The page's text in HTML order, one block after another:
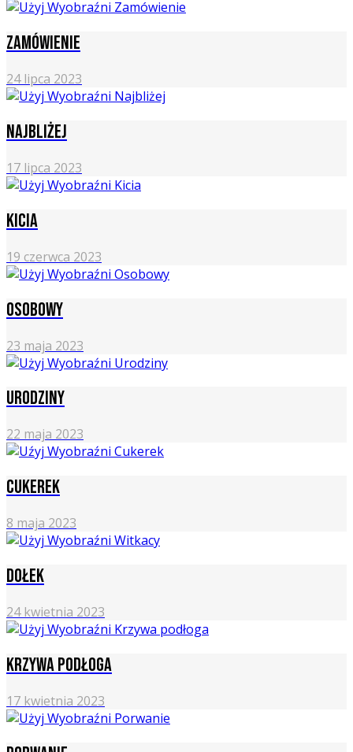
Zamówienie
24 lipca 2023
Najbliżej
17 lipca 2023
Kicia
19 czerwca 2023
Osobowy
23 maja 2023
Urodziny
22 maja 2023
Cukerek
8 maja 2023
Dołek
24 kwietnia 2023
Krzywa podłoga
17 kwietnia 2023